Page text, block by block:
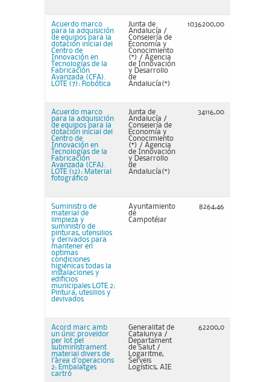
Acuerdo marco
para la adquisición
de equipos para la
dotación inicial del
Centro de
Innovación en
Tecnologías de la
Fabricación
Avanzada (CFA).
LOTE (7): Robótica
Junta de
Andalucía /
Consejería de
Economía y
Conocimiento
(*) / Agencia
de Innovación
y Desarrollo
de
Andalucía(*)
1036200,00
Acuerdo marco
para la adquisición
de equipos para la
dotación inicial del
Centro de
Innovación en
Tecnologías de la
Fabricación
Avanzada (CFA).
LOTE (12): Material
fotográfico
Junta de
Andalucía /
Consejería de
Economía y
Conocimiento
(*) / Agencia
de Innovación
y Desarrollo
de
Andalucía(*)
34116,00
Suministro de
material de
limpieza y
suministro de
pinturas, utensilios
y derivados para
mantener en
optimas
condiciones
higiénicas todas la
instalaciones y
edificios
municipales LOTE 2:
Pintura, utesilios y
devivados
Ayuntamiento
de
Campotéjar
8264,46
Acord marc amb
un únic proveïdor
per lot pel
subministrament
material divers de
l'àrea d'operacions
2: Embalatges
cartró
Generalitat de
Catalunya /
Departament
de Salut /
Logaritme,
Serveis
Logístics, AIE
62200,0